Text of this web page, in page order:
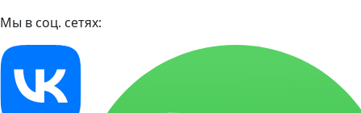
Мы в соц. сетях: